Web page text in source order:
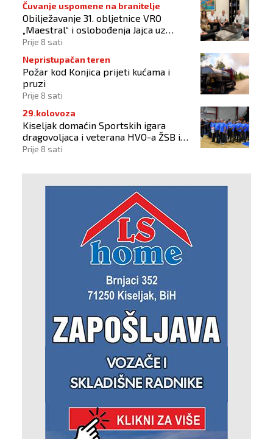
Čuvanje uspomene na branitelje
Obilježavanje 31. obljetnice VRO
„Maestral“ i oslobođenja Jajca uz
pokroviteljstvo HNS-a BiH
Prije 8 sati
Nepristupačan teren
Požar kod Konjica prijeti kućama i
pruzi
Prije 8 sati
29.kolovoza
Kiseljak domaćin Sportskih igara
dragovoljaca i veterana HVO-a ŽSB i
Dana branitelja
Prije 8 sati